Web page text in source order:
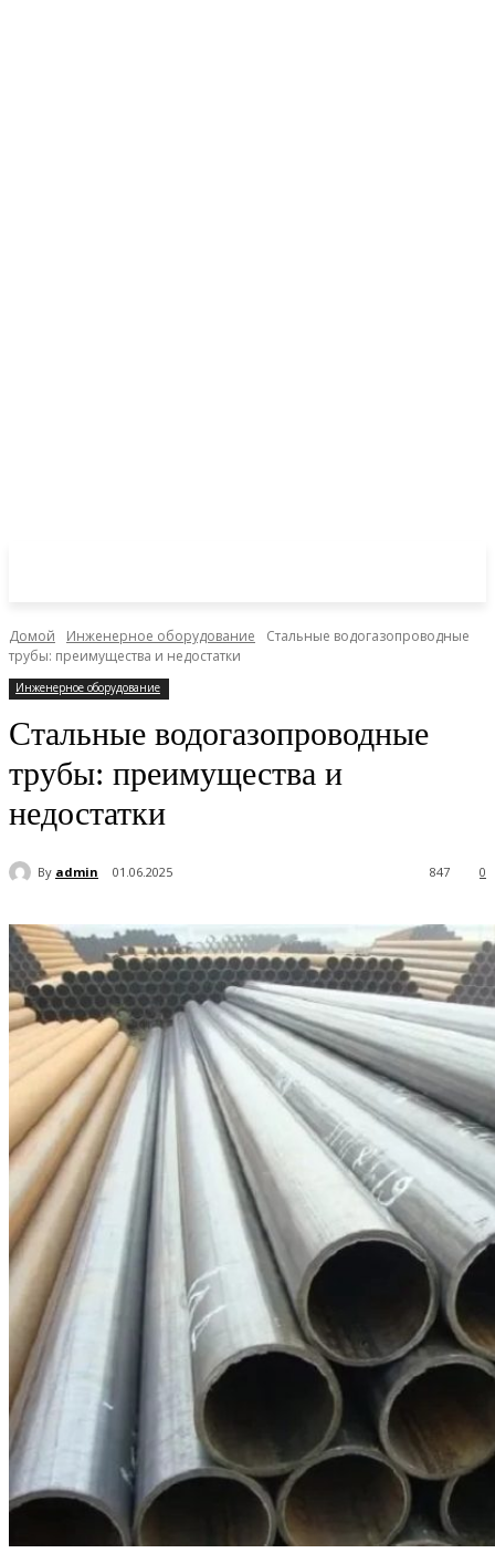
Домой Инженерное оборудование
Стальные водогазопроводные
трубы: преимущества и недостатки
Инженерное оборудование
Стальные водогазопроводные
трубы: преимущества и
недостатки
By admin 01.06.2025 0
847